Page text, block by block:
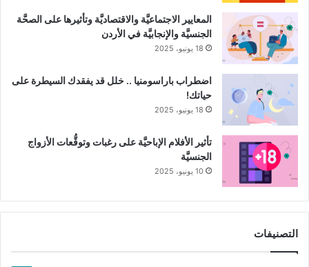
المعايير الاجتماعيَّة والاقتصاديَّة وتأثيرها على الصحَّة
الجنسيَّة والإنجابيَّة في الأردن
18 يونيو، 2025
اضطراب باراسومنيا .. خلل قد يفقدك السيطرة على
حياتك!
18 يونيو، 2025
تأثير الأفلام الإباحيَّة على رغبات وتوقُّعات الأزواج
الجنسيَّة
10 يونيو، 2025
التصنيفات